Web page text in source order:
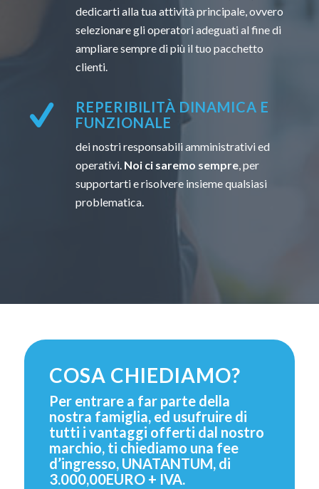
dedicarti alla tua attività principale, ovvero
selezionare gli operatori adeguati al fine di
ampliare sempre di più il tuo pacchetto
clienti.
REPERIBILITÀ DINAMICA E
FUNZIONALE
dei nostri responsabili amministrativi ed
operativi. Noi ci saremo sempre, per
supportarti e risolvere insieme qualsiasi
problematica.
COSA CHIEDIAMO?
Per entrare a far parte della
nostra famiglia, ed usufruire di
tutti i vantaggi offerti dal nostro
marchio, ti chiediamo una fee
d’ingresso, UNATANTUM, di
3.000,00EURO + IVA.